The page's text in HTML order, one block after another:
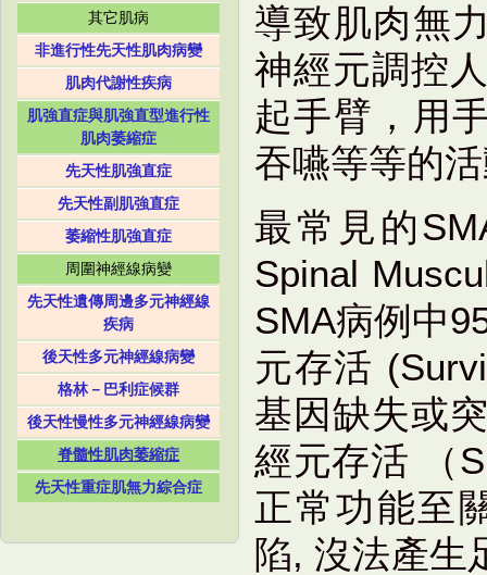
其它肌病
非進行性先天性肌肉病變
肌肉代謝性疾病
肌強直症與肌強直型進行性
肌肉萎縮症
先天性肌強直症
先天性副肌強直症
萎縮性肌強直症
周圍神經線病變
先天性遺傳周邊多元神經線
疾病
後天性多元神經線病變
格林－巴利症候群
後天性慢性多元神經線病變
脊髓性肌肉萎縮症
先天性重症肌無力綜合症
導致肌肉無
神經元調控
起手臂，用
吞嚥等等的
最常見的
Spinal
SMA病例中
元存活
基因缺失或
經元存活 （
正常功能至
陷, 沒法產生